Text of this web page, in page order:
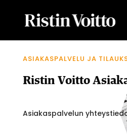
ASIAKASPALVELU JA
Ristin Voitto
Asiakaspalvelun